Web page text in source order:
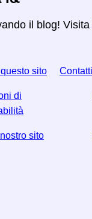
il blog! Visita
sito
di
sito